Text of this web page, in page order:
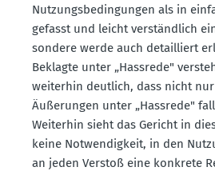
Nutzungs­be­din­gungen als in
gefasst und leicht verständlich
sondere werde auch detail­liert
Beklagte unter „Hassrede"
weiterhin deutlich, dass nicht
Äußerungen unter „Hassrede"
Weiterhin sieht das Gericht in
keine Notwen­digkeit, in den
an jeden Verstoß eine konkrete